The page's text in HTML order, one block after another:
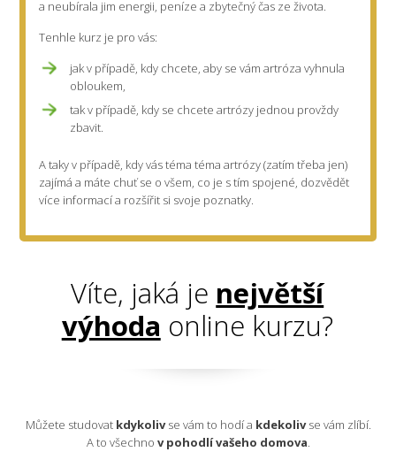
a neubírala jim energii, peníze a zbytečný čas ze života.
Tenhle kurz je pro vás:
jak v případě, kdy chcete, aby se vám artróza vyhnula
obloukem,
tak v případě, kdy se chcete artrózy jednou provždy
zbavit.
A taky v případě, kdy vás téma téma artrózy (zatím třeba jen)
zajímá a máte chuť se o všem, co je s tím spojené, dozvědět
více informací a rozšířit si svoje poznatky.
Víte, jaká je největší
výhoda online kurzu?
Můžete studovat kdykolivse vám to hodí a kdekolivse vám zlíbí.
A to všechno v pohodlí vašeho domova.